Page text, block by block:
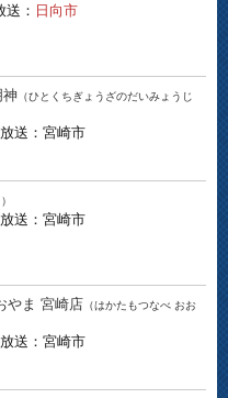
： 日向市
（ひとくちぎょうざのだいみょうじ
送：宮崎市
送：宮崎市
やま 宮崎店 （はかたもつなべ おお
送：宮崎市